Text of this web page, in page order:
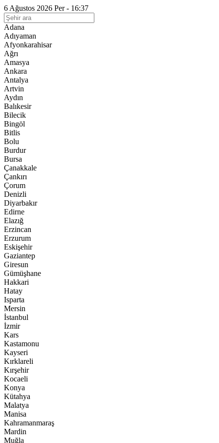
6 Ağustos 2026 Per - 16:37
Adana
Adıyaman
Afyonkarahisar
Ağrı
Amasya
Ankara
Antalya
Artvin
Aydın
Balıkesir
Bilecik
Bingöl
Bitlis
Bolu
Burdur
Bursa
Çanakkale
Çankırı
Çorum
Denizli
Diyarbakır
Edirne
Elazığ
Erzincan
Erzurum
Eskişehir
Gaziantep
Giresun
Gümüşhane
Hakkari
Hatay
Isparta
Mersin
İstanbul
İzmir
Kars
Kastamonu
Kayseri
Kırklareli
Kırşehir
Kocaeli
Konya
Kütahya
Malatya
Manisa
Kahramanmaraş
Mardin
Muğla